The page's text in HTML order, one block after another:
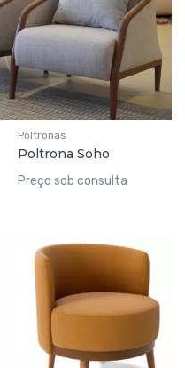
Poltronas
Poltrona Soho
Preço sob consulta